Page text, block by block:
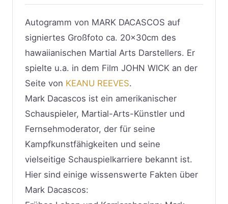
Autogramm von MARK DACASCOS auf
signiertes Großfoto ca. 20x30cm des
hawaiianischen Martial Arts Darstellers. Er
spielte u.a. in dem Film JOHN WICK an der
Seite von KEANU REEVES.
Mark Dacascos ist ein amerikanischer
Schauspieler, Martial-Arts-Künstler und
Fernsehmoderator, der für seine
Kampfkunstfähigkeiten und seine
vielseitige Schauspielkarriere bekannt ist.
Hier sind einige wissenswerte Fakten über
Mark Dacascos: